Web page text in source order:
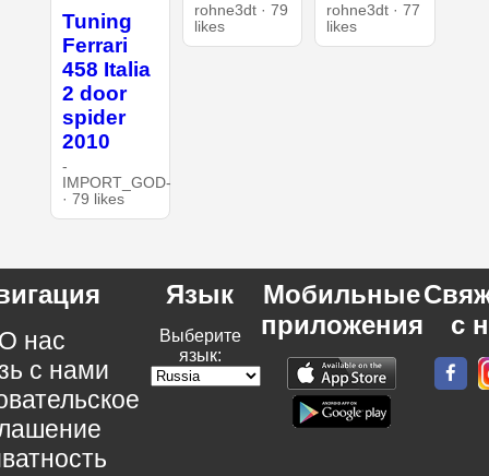
Tuning
Ferrari
458 Italia
2 door
spider
2010
-
IMPORT_GOD-
· 79 likes
rohne3dt · 79
likes
rohne3dt · 77
likes
нас
с нами
Язык
Выберите
язык:
Мобильные
приложения
с